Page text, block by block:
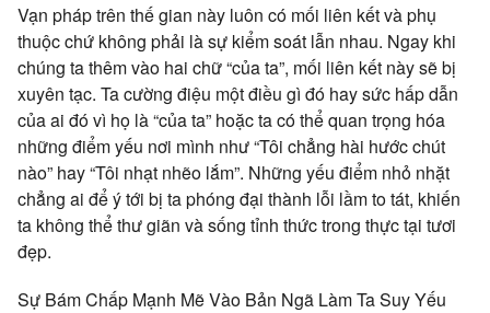
Vạn pháp trên thế gian này luôn có mối liên kết và phụ
thuộc chứ không phải là sự kiểm soát lẫn nhau. Ngay khi
chúng ta thêm vào hai chữ “của ta”, mối liên kết này sẽ bị
xuyên tạc. Ta cường điệu một điều gì đó hay sức hấp dẫn
của ai đó vì họ là “của ta” hoặc ta có thể quan trọng hóa
những điểm yếu nơi mình như “Tôi chẳng hài hước chút
nào” hay “Tôi nhạt nhẽo lắm”. Những yếu điểm nhỏ nhặt
chẳng ai để ý tới bị ta phóng đại thành lỗi lầm to tát, khiến
ta không thể thư giãn và sống tỉnh thức trong thực tại tươi
đẹp.
Sự Bám Chấp Mạnh Mẽ Vào Bản Ngã Làm Ta Suy Yếu